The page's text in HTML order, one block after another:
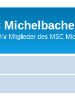
Mitglieder des MSC